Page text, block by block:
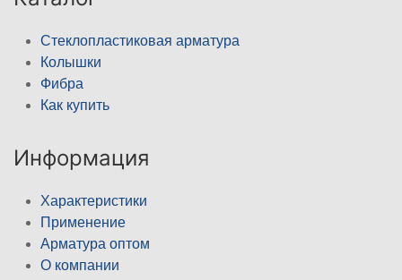
Стеклопластиковая арматура
Колышки
Фибра
Как купить
Информация
Характеристики
Применение
Арматура оптом
О компании